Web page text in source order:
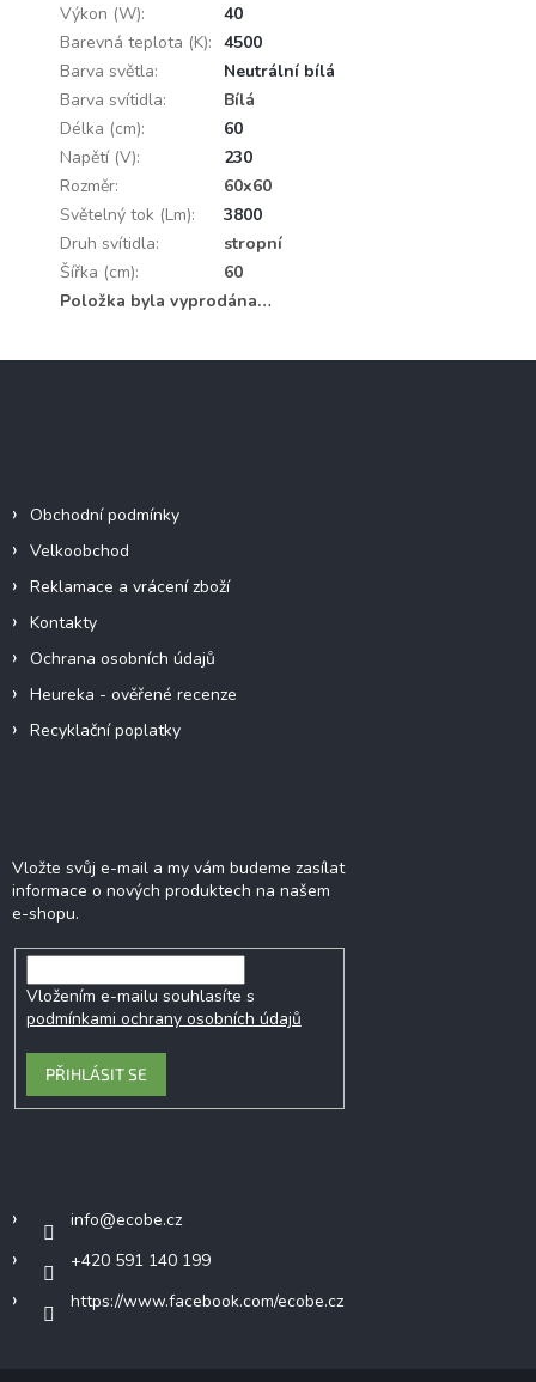
Výkon (W):
40
Barevná teplota (K): 4500
Barva světla:
Neutrální bílá
Barva svítidla:
Bílá
Délka (cm):
60
Napětí (V):
230
Rozměr:
60x60
Světelný tok (Lm):
3800
Druh svítidla:
stropní
Šířka (cm):
60
Položka byla vyprodána…
Obchodní podmínky
Velkoobchod
Reklamace a vrácení zboží
Kontakty
Ochrana osobních údajů
Heureka - ověřené recenze
Recyklační poplatky
Vložte svůj e-mail a my vám budeme zasílat
informace o nových produktech na našem
e-shopu.
Vložením e-mailu souhlasíte s
podmínkami ochrany osobních údajů
PŘIHLÁSIT SE
info@ecobe.cz
+420 591 140 199
https://www.facebook.com/ecobe.cz